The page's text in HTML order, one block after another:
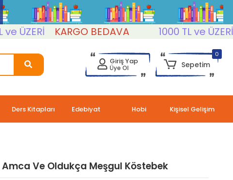
KARGO BEDAVA 1000 TL ve ÜZERİ
Giriş Yap
Üye Ol
0
Sepetim
Ders Kitapları Edebiyat Hobi Kişisel Gelişim
Ve Oldukça Meşgul Köstebek